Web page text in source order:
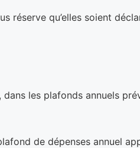
réserve qu’elles soient
les plafonds annuels
de dépenses annuel